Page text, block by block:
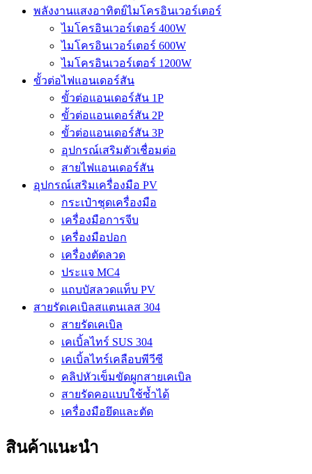
พลังงานแสงอาทิตย์ไมโครอินเวอร์เตอร์
ไมโครอินเวอร์เตอร์ 400W
ไมโครอินเวอร์เตอร์ 600W
ไมโครอินเวอร์เตอร์ 1200W
ขั้วต่อไฟแอนเดอร์สัน
ขั้วต่อแอนเดอร์สัน 1P
ขั้วต่อแอนเดอร์สัน 2P
ขั้วต่อแอนเดอร์สัน 3P
อุปกรณ์เสริมตัวเชื่อมต่อ
สายไฟแอนเดอร์สัน
อุปกรณ์เสริมเครื่องมือ PV
กระเป๋าชุดเครื่องมือ
เครื่องมือการจีบ
เครื่องมือปอก
เครื่องตัดลวด
ประแจ MC4
แถบบัสลวดแท็บ PV
สายรัดเคเบิลสแตนเลส 304
สายรัดเคเบิล
เคเบิ้ลไทร์ SUS 304
เคเบิ้ลไทร์เคลือบพีวีซี
คลิปหัวเข็มขัดผูกสายเคเบิล
สายรัดคอแบบใช้ซ้ำได้
เครื่องมือยึดและตัด
สินค้าแนะนำ